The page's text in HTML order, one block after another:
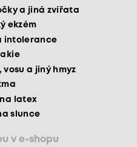
a jiná zvířata
ekzém
intolerance
a jiný hmyz
latex
slunce
v e-shopu